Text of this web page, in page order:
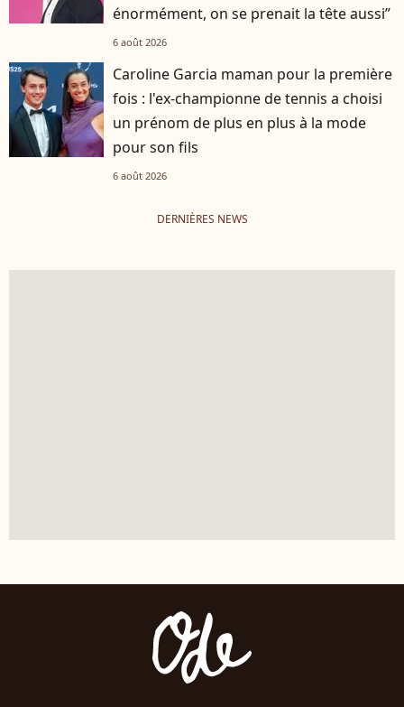
énormément, on se prenait la tête aussi”
6 août 2026
Caroline Garcia maman pour la première
fois : l'ex-championne de tennis a choisi
un prénom de plus en plus à la mode
pour son fils
6 août 2026
DERNIÈRES NEWS